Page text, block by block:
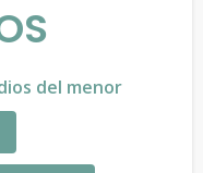
del menor